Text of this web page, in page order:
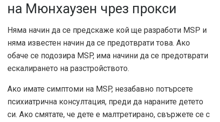
на Мюнхаузен чрез прокси
Няма начин да се предскаже кой ще разработи MSP и
няма известен начин да се предотврати това. Ако
обаче се подозира MSP, има начини да се предотврати
ескалирането на разстройството.
Ако имате симптоми на MSP, незабавно потърсете
психиатрична консултация, преди да нараните детето
си. Ако смятате, че дете е малтретирано, свържете се с